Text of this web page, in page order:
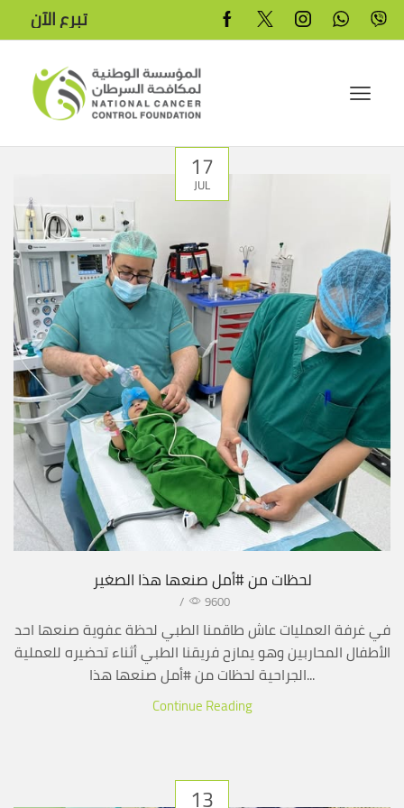
تبرع الآن
17
JUL
لحظات من #أمل صنعها هذا الصغير
/ 9600
في غرفة العمليات عاش طاقمنا الطبي لحظة عفوية صنعها احد
الأطفال المحاربين وهو يمازح فريقنا الطبي أثناء تحضيره للعملية
الجراحية لحظات من #أمل صنعها هذا...
Continue Reading
13